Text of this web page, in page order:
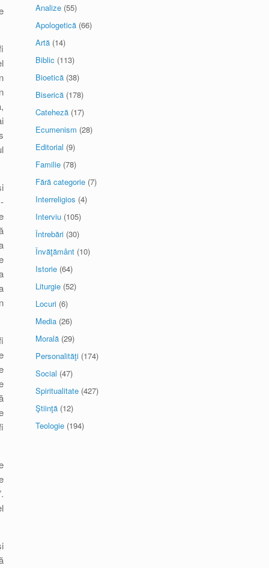
Analize (55)
Apologetică (66)
Artă (14)
Biblic (113)
Bioetică (38)
Biserică (178)
Cateheză (17)
Ecumenism (28)
Editorial (9)
Familie (78)
Fără categorie (7)
Interreligios (4)
Interviu (105)
Întrebări (30)
Învăţământ (10)
Istorie (64)
Liturgie (52)
Locuri (6)
Media (26)
Morală (29)
Personalităţi (174)
Social (47)
Spiritualitate (427)
Ştiinţă (12)
Teologie (194)